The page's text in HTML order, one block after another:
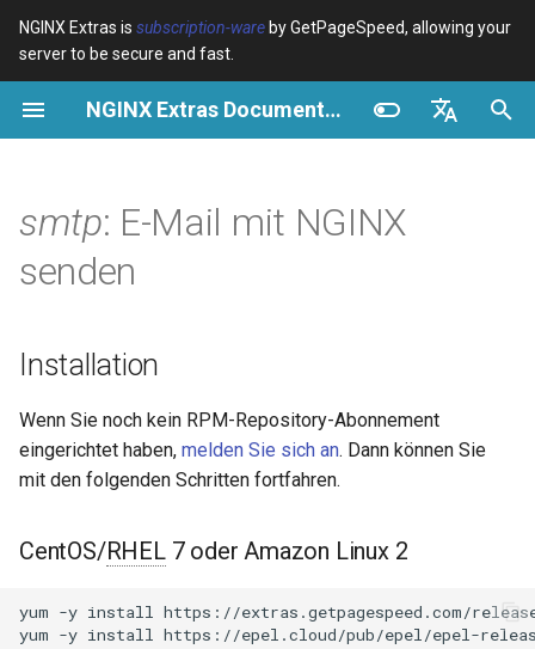
NGINX Extras is subscription-ware by GetPageSpeed, allowing your
server to be secure and fast.
NGINX Extras Documentation
Español
中文
S
u
r
d
i
i
device-type Variables
geoip2
Directives
accept-language
ajp
CentOS/RHEL 7 oder
Amazon Linux 2
Funktionen
Zusätzliche Filter
Beispiel
Leistung
Sicherheit
RHEL/CentOS wählen
NGINX-MOD - Verbesserte
RHEL
Tengine Webserver -
Installation auf RHEL, CentOS
& Rocky Linux
NGINX-Module für das Plesk-
Control-Panel - RPM-Pakete
cPanel EA4 NGINX-Module -
smtp: E-Mail mit NGINX
senden
Installation
Wenn Sie noch kein RPM-Repository-Abonnement
eingerichtet haben, melden Sie sich an. Dann können Sie
mit den folgenden Schritten fortfahren.
CentOS/RHEL7 oder Amazon Linux 2
yum -y install
https://extras.getpagespeed.com/
yum -y install
https://epel.cloud/pub/epel/epel-